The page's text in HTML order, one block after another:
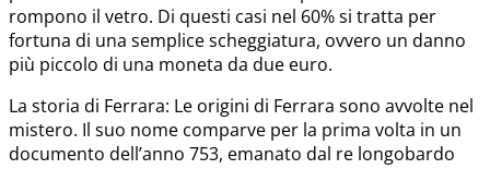
rompono il vetro. Di questi casi nel 60% si tratta per
fortuna di una semplice scheggiatura, ovvero un danno
più piccolo di una moneta da due euro.
La storia di Ferrara: Le origini di Ferrara sono avvolte nel
mistero. Il suo nome comparve per la prima volta in un
documento dell’anno 753, emanato dal re longobardo